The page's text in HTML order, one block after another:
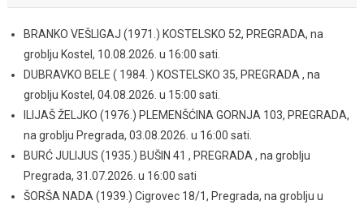
BRANKO VEŠLIGAJ (1971.) KOSTELSKO 52, PREGRADA, na
groblju Kostel, 10.08.2026. u 16:00 sati.
DUBRAVKO BELE ( 1984. ) KOSTELSKO 35, PREGRADA , na
groblju Kostel, 04.08.2026. u 15:00 sati.
ILIJAŠ ŽELJKO (1976.) PLEMENŠĆINA GORNJA 103, PREGRADA,
na groblju Pregrada, 03.08.2026. u 16:00 sati.
BURĆ JULIJUS (1935.) BUŠIN 41 , PREGRADA , na groblju
Pregrada, 31.07.2026. u 16:00 sati
ŠORŠA NADA (1939.) Cigrovec 18/1, Pregrada, na groblju u